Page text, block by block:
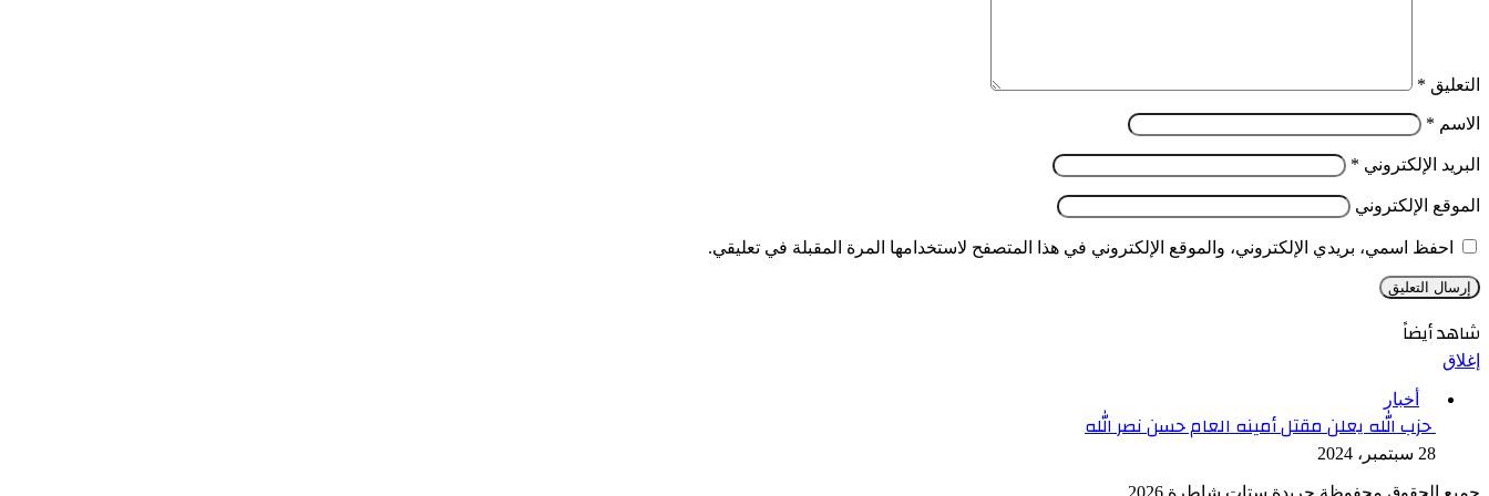
التعليق *
الاسم *
البريد الإلكتروني *
الموقع الإلكتروني
احفظ اسمي، بريدي الإلكتروني، والموقع الإلكتروني في هذا المتصفح لاستخدامها المرة المقبلة في تعليقي.
شاهد أيضاً
إغلاق
أخبار
حزب الله يعلن مقتل أمينه العام حسن نصر الله
28 سبتمبر، 2024
جميع الحقوق محفوظة جريدة ستات شاطرة 2026